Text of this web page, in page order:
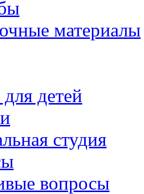
материалы
детей
студия
вопросы